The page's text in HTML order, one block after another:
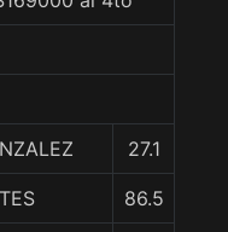
27.1
86.5